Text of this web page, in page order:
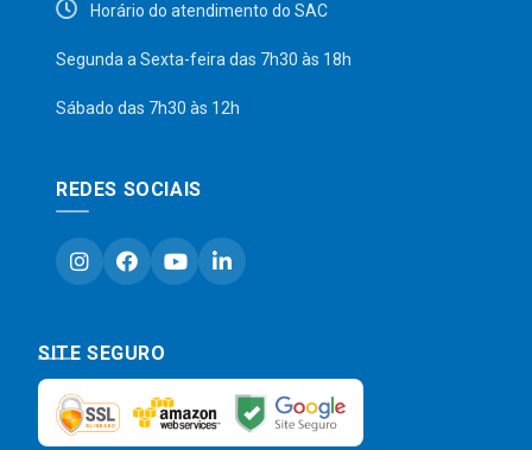
Horário do atendimento do SAC
Segunda a Sexta-feira das 7h30 às 18h
Sábado das 7h30 às 12h
REDES SOCIAIS
SITE SEGURO